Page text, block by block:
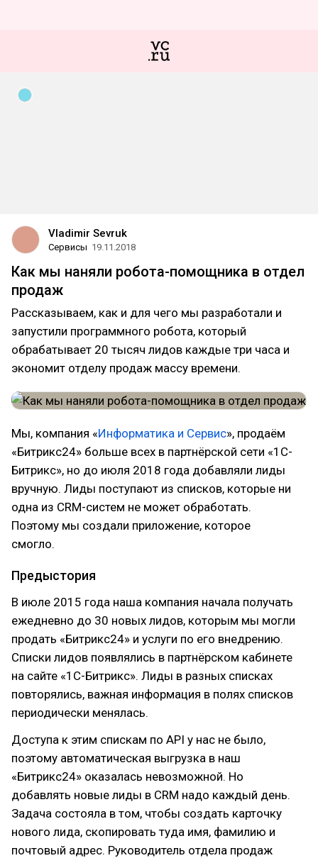
Vladimir Sevruk
Сервисы 19.11.2018
Как мы наняли робота-помощника в отдел
продаж
Рассказываем, как и для чего мы разработали и
запустили программного робота, который
обрабатывает 20 тысяч лидов каждые три часа и
экономит отделу продаж массу времени.
Мы, компания «Информатика и Сервис», продаём
«Битрикс24» больше всех в партнёрской сети «1С-
Битрикс», но до июля 2018 года добавляли лиды
вручную. Лиды поступают из списков, которые ни
одна из CRM-систем не может обработать.
Поэтому мы создали приложение, которое
смогло.
Предыстория
В июле 2015 года наша компания начала получать
ежедневно до 30 новых лидов, которым мы могли
продать «Битрикс24» и услуги по его внедрению.
Списки лидов появлялись в партнёрском кабинете
на сайте «1С-Битрикс». Лиды в разных списках
повторялись, важная информация в полях списков
периодически менялась.
Доступа к этим спискам по API у нас не было,
поэтому автоматическая выгрузка в наш
«Битрикс24» оказалась невозможной. Но
добавлять новые лиды в CRM надо каждый день.
Задача состояла в том, чтобы создать карточку
нового лида, скопировать туда имя, фамилию и
почтовый адрес. Руководитель отдела продаж